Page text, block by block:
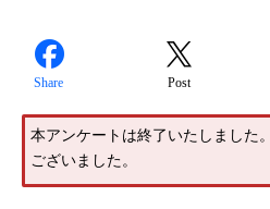
Share Post
本アンケートは終了いたしました
ございました。